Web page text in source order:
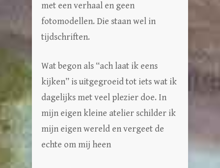
met een verhaal en geen
fotomodellen. Die staan wel in
tijdschriften.
Wat begon als “ach laat ik eens
kijken” is uitgegroeid tot iets wat ik
dagelijks met veel plezier doe. In
mijn eigen kleine atelier schilder ik
mijn eigen wereld en vergeet de
echte om mij heen